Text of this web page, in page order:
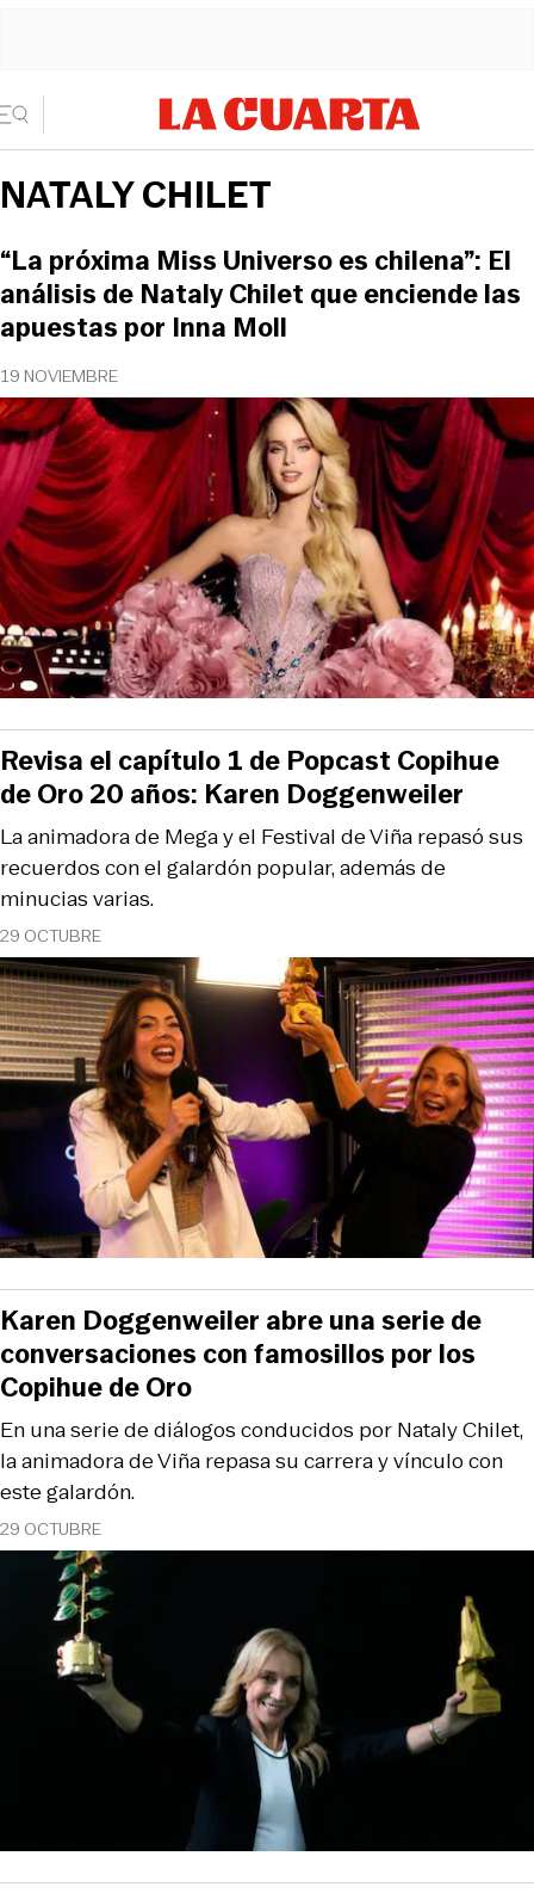
NATALY CHILET
19 NOVIEMBRE
“La próxima Miss Universo es chilena”: El
análisis de Nataly Chilet que enciende las
apuestas por Inna Moll
29 OCTUBRE
La animadora de Mega y el Festival de Viña repasó sus
recuerdos con el galardón popular, además de
minucias varias.
Revisa el capítulo 1 de Popcast Copihue
de Oro 20 años: Karen Doggenweiler
29 OCTUBRE
En una serie de diálogos conducidos por Nataly Chilet,
la animadora de Viña repasa su carrera y vínculo con
este galardón.
Karen Doggenweiler abre una serie de
conversaciones con famosillos por los
Copihue de Oro